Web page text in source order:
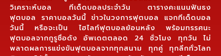
วิเคราะห์บอล ทีเด็ดบอลประจำวัน ตารางคะแนนฟันธง
ฟุตบอล ราคาบอลวันนี้ ข่าวในวงการฟุตบอล แจกทีเด็ดบอล
วันนี้ หรือจะเป็น ไฮไลท์ฟุตบอลย้อนหลัง พร้อมทรรศนะ
ฟุตบอลจากกูรูชื่อดัง อัพเดตตลอด 24 ชั่วโมง ทุกวัน ไม่
พลาดผลการแข่งขันฟุตบอลจากทุกสนาม ทุกคู่ ทุกลีกทั่วโลก